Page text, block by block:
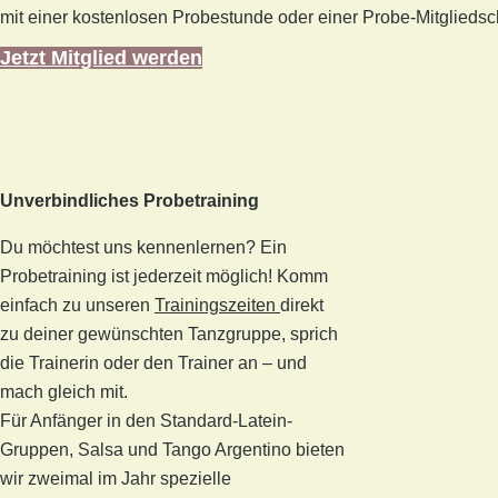
mit einer kostenlosen Probestunde oder einer Probe-
Jetzt Mitglied werden
Unverbindliches Probetraining
Du möchtest uns kennenlernen? Ein
Probetraining ist jederzeit möglich! Komm
einfach zu unseren Trainingszeiten direkt
zu deiner gewünschten Tanzgruppe, sprich
die Trainerin oder den Trainer an – und
mach gleich mit.
Für Anfänger in den Standard-Latein-
Gruppen, Salsa und Tango Argentino bieten
wir zweimal im Jahr spezielle